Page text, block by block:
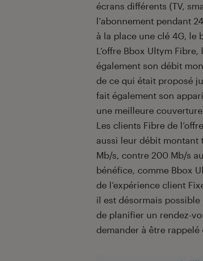
écrans différents (TV,
l’abonnement pendant
à la place une clé 4G, le
L’offre Bbox Ultym
également son débit
de ce qui était proposé
fait également son
une meilleure
Les clients Fibre de
aussi leur débit montant
Mb/s, contre 200 Mb/s
bénéfice, comme Bbox
de l’expérience client
il est désormais possible
de planifier un rendez-
demander à être rappelé